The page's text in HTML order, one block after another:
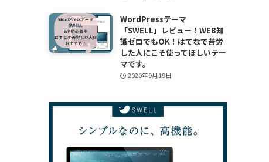
WordPressテーマ
「SWELL」レビュー！WEB知
識ゼロでもOK！はてなで苦労
した人にこそ使ってほしいテー
マです。
2020年9月19日